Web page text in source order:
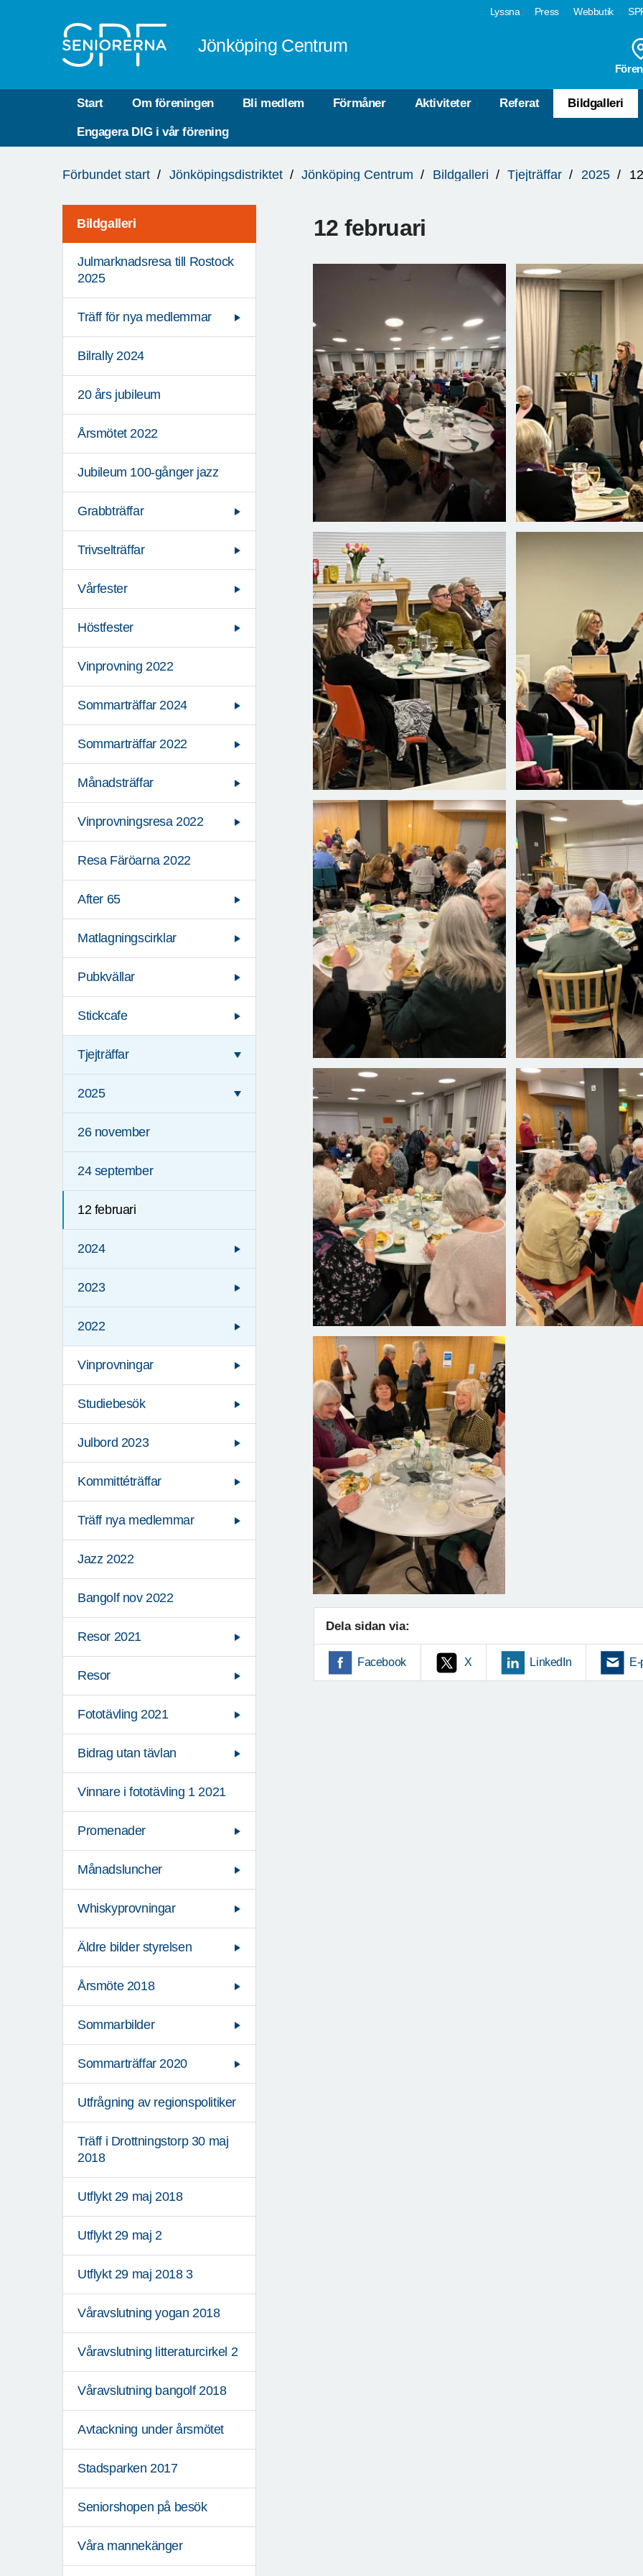
Lyssna Press Webbutik
Jönköping Centrum
Start Om föreningen Bli medlem Förmåner Aktiviteter Referat Bildgalleri
Engagera DIG i vår förening
är
Förbundet start Jönköpingsdistriktet Jönköping Centrum Bildgalleri Tjejträffar 2025
Bildgalleri
Julmarknadsresa till Rostock
2025
Träff för nya medlemmar
Bilrally 2024
20 års jubileum
Årsmötet 2022
Jubileum 100-gånger jazz
Grabbträffar
Trivselträffar
Vårfester
Höstfester
Vinprovning 2022
Sommarträffar 2024
Sommarträffar 2022
Månadsträffar
Vinprovningsresa 2022
Resa Färöarna 2022
After 65
Matlagningscirklar
Pubkvällar
Stickcafe
Tjejträffar
2025
26 november
24 september
12 februari
2024
2023
2022
Vinprovningar
Studiebesök
Julbord 2023
Kommittéträffar
Träff nya medlemmar
Jazz 2022
Bangolf nov 2022
Resor 2021
Resor
Fototävling 2021
Bidrag utan tävlan
Vinnare i fototävling 1 2021
Promenader
Månadsluncher
Whiskyprovningar
Äldre bilder styrelsen
Årsmöte 2018
Sommarbilder
Sommarträffar 2020
Utfrågning av regionspolitiker
Träff i Drottningstorp 30 maj
2018
Utflykt 29 maj 2018
Utflykt 29 maj 2
Utflykt 29 maj 2018 3
Våravslutning yogan 2018
Våravslutning litteraturcirkel 2
Våravslutning bangolf 2018
Avtackning under årsmötet
Stadsparken 2017
Seniorshopen på besök
Våra mannekänger
12 februari
Dela sidan via:
Facebook X LinkedIn